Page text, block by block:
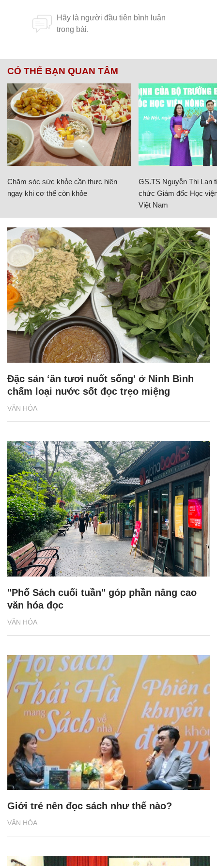
CÓ THỂ BẠN QUAN TÂM
Chăm sóc sức khỏe cần thực hiện
ngay khi cơ thể còn khỏe
GS.TS Nguyễn Thị Lan
chức Giám đốc Học
Việt Nam
VĂN HÓA
Đặc sản ‘ăn tươi nuốt sống' ở Ninh Bình
chấm loại nước sốt đọc trẹo miệng
VĂN HÓA
"Phố Sách cuối tuần" góp phần nâng cao
văn hóa đọc
VĂN HÓA
Giới trẻ nên đọc sách như thế nào?